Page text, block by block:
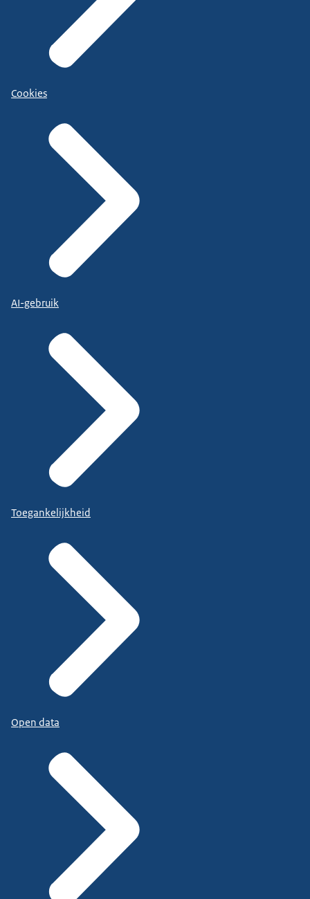
Cookies
AI-gebruik
Toegankelijkheid
Open data